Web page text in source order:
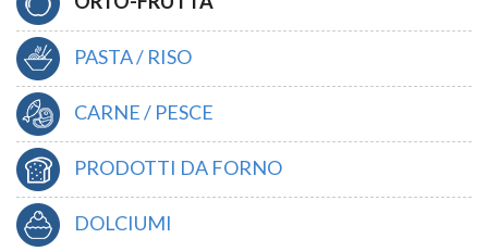
PASTA / RISO
CARNE / PESCE
PRODOTTI DA FORNO
DOLCIUMI